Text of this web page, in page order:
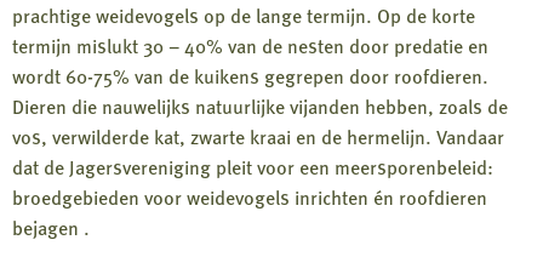
prachtige weidevogels op de lange termijn. Op de korte
termijn mislukt 30 – 40% van de nesten door predatie en
wordt 60-75% van de kuikens gegrepen door roofdieren.
Dieren die nauwelijks natuurlijke vijanden hebben, zoals de
vos, verwilderde kat, zwarte kraai en de hermelijn. Vandaar
dat de Jagersvereniging pleit voor een meersporenbeleid:
broedgebieden voor weidevogels inrichten én roofdieren
bejagen .